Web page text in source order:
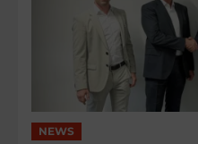
NEWS